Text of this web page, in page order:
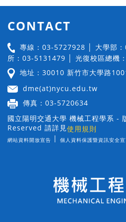
CONTACT
專線：03-5727928 │ 大學部
所：03-5131479 │ 光復校區總機
地址：30010 新竹市大學路
dme(at)nycu.edu.tw
傳真：03-5720634
國立陽明交通大學 機械工程學系 -
Reserved 請詳見使用規則
網站資料開放宣告 | 個人資料保護暨資訊安全